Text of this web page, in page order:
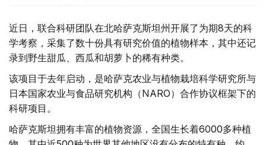
近日，联合科研团队在北哈萨克斯坦州开展了为期8天的科
学考察，采集了数十份具有研究价值的植物样本，其中还记
录到野生甜瓜、西瓜和胡萝卜的稀有种类。
该项目于去年启动，是哈萨克农业与植物栽培科学研究所与
日本国家农业与食品研究机构（NARO）合作协议框架下的
科研项目。
哈萨克斯坦拥有丰富的植物资源，全国生长着6000多种植